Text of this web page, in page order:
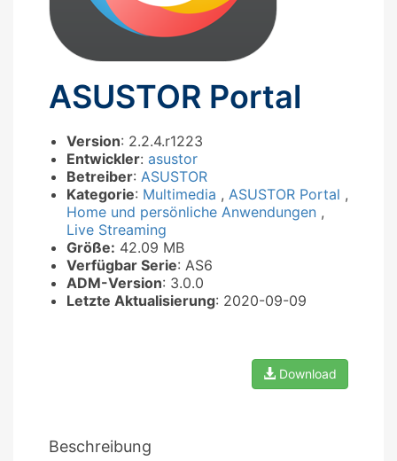
ASUSTOR Portal
Version: 2.2.4.r1223
Entwickler: asustor
Betreiber: ASUSTOR
Kategorie: Multimedia , ASUSTOR Portal ,
Home und persönliche Anwendungen ,
Live Streaming
Größe: 42.09 MB
Verfügbar Serie: AS6
ADM-Version: 3.0.0
Letzte Aktualisierung: 2020-09-09
Download
Beschreibung